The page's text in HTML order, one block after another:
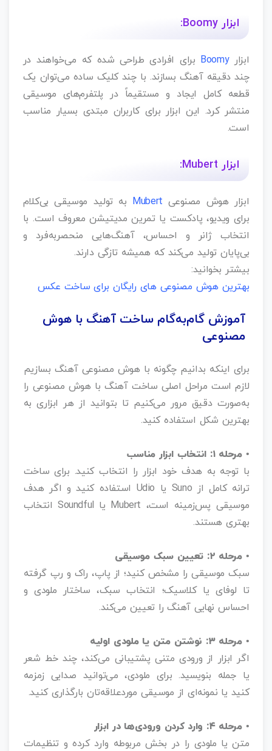
ابزار Boomy:
ابزارBoomy برای افرادی طراحی شده که می‌خواهند در
چند دقیقه آهنگ بسازند. با چند کلیک ساده می‌توان یک
قطعه کامل ایجاد و مستقیماً در پلتفرم‌های موسیقی
منتشر کرد. این ابزار برای کاربران مبتدی بسیار مناسب
است.
ابزار Mubert:
ابزار هوش مصنوعی Mubert به تولید موسیقی بی‌کلام
برای ویدیو، پادکست یا تمرین مدیتیشن معروف است. با
انتخاب ژانر و احساس، آهنگ‌هایی منحصربه‌فرد و
بی‌پایان تولید می‌کند که همیشه تازگی دارند.
بیشتر بخوانید:
بهترین هوش مصنوعی های رایگان برای ساخت عکس
آموزش گام‌به‌گام ساخت آهنگ با هوش
مصنوعی
برای اینکه بدانیم چگونه با هوش مصنوعی آهنگ بسازیم
لازم است مراحل اصلی ساخت آهنگ با هوش مصنوعی را
به‌صورت دقیق مرور می‌کنیم تا بتوانید از هر ابزاری به
بهترین شکل استفاده کنید.
• مرحله ۱: انتخاب ابزار مناسب
با توجه به هدف خود ابزار را انتخاب کنید. برای ساخت
ترانه کامل از Suno یا Udio استفاده کنید و اگر هدف
موسیقی پس‌زمینه است، Mubert یا Soundful انتخاب
بهتری هستند.
• مرحله ۲: تعیین سبک موسیقی
سبک موسیقی را مشخص کنید؛ از پاپ، راک و رپ گرفته
تا لوفای یا کلاسیک؛ انتخاب سبک، ساختار ملودی و
احساس نهایی آهنگ را تعیین می‌کند.
• مرحله ۳: نوشتن متن یا ملودی اولیه
اگر ابزار از ورودی متنی پشتیبانی می‌کند، چند خط شعر
یا جمله بنویسید. برای ملودی، می‌توانید صدایی زمزمه
کنید یا نمونه‌ای از موسیقی موردعلاقه‌تان بارگذاری کنید.
• مرحله ۴: وارد کردن ورودی‌ها در ابزار
متن یا ملودی را در بخش مربوطه وارد کرده و تنظیمات